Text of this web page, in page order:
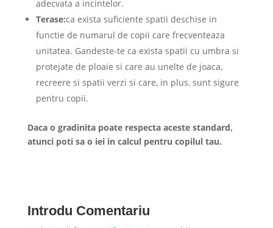
adecvata a incintelor.
Terase:ca exista suficiente spatii deschise in
functie de numarul de copii care frecventeaza
unitatea. Gandeste-te ca exista spatii cu umbra si
protejate de ploaie si care au unelte de joaca,
recreere si spatii verzi si care, in plus, sunt sigure
pentru copii.
Daca o gradinita poate respecta aceste standard,
atunci poti sa o iei in calcul pentru copilul tau.
Introdu Comentariu